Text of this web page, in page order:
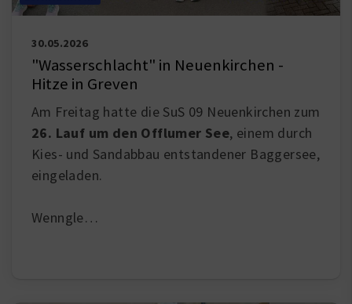
30.05.2026
"Wasserschlacht" in Neuenkirchen -
Hitze in Greven
Am Freitag hatte die SuS 09 Neuenkirchen zum
26. Lauf um den Offlumer See, einem durch
Kies- und Sandabbau entstandener Baggersee,
eingeladen.
Wenngle…